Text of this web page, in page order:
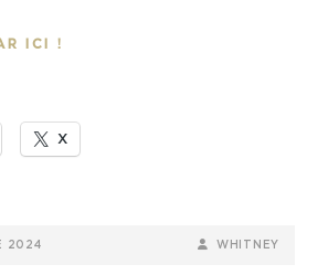
ICI !
FIG
–
X
2024
BY
BYLINE
WHITNEY